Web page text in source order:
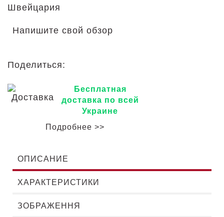
Швейцария
Напишите свой обзор
Поделиться:
Бесплатная
доставка по всей
Украине
Подробнее >>
ОПИСАНИЕ
ХАРАКТЕРИСТИКИ
ЗОБРАЖЕННЯ